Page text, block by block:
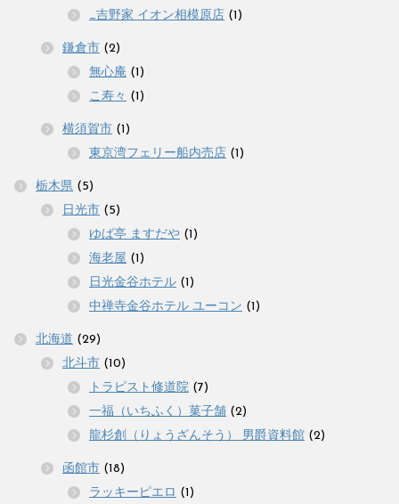
_吉野家 イオン相模原店 (1)
鎌倉市 (2)
無心庵 (1)
こ寿々 (1)
横須賀市 (1)
東京湾フェリー船内売店 (1)
栃木県 (5)
日光市 (5)
ゆば亭 ますだや (1)
海老屋 (1)
日光金谷ホテル (1)
中禅寺金谷ホテル ユーコン (1)
北海道 (29)
北斗市 (10)
トラピスト修道院 (7)
一福（いちふく）菓子舗 (2)
龍杉創（りょうざんそう） 男爵資料館 (2)
函館市 (18)
ラッキーピエロ (1)